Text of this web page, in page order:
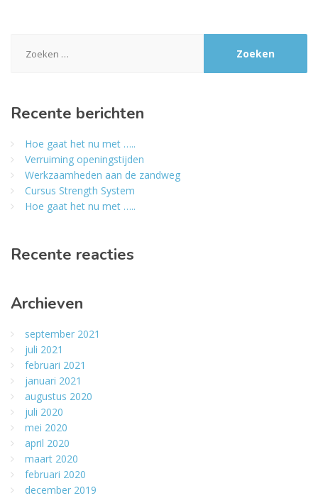
naar:
Recente berichten
Hoe gaat het nu met …..
Verruiming openingstijden
Werkzaamheden aan de zandweg
Cursus Strength System
Hoe gaat het nu met …..
Recente reacties
Archieven
september 2021
juli 2021
februari 2021
januari 2021
augustus 2020
juli 2020
mei 2020
april 2020
maart 2020
februari 2020
december 2019